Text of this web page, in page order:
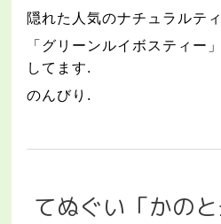
隠れた人気のナチュラルテ
「グリーンルイボスティー
してます.
のんびり.
てぬぐい「かのと